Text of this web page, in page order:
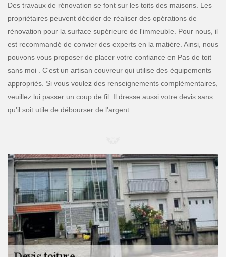
Des travaux de rénovation se font sur les toits des maisons. Les
propriétaires peuvent décider de réaliser des opérations de
rénovation pour la surface supérieure de l'immeuble. Pour nous, il
est recommandé de convier des experts en la matière. Ainsi, nous
pouvons vous proposer de placer votre confiance en Pas de toit
sans moi . C'est un artisan couvreur qui utilise des équipements
appropriés. Si vous voulez des renseignements complémentaires,
veuillez lui passer un coup de fil. Il dresse aussi votre devis sans
qu'il soit utile de débourser de l'argent.